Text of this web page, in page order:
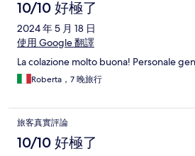
10/10 好極了
2024 年 5 月 18 日
使用 Google 翻譯
La colazione molto buona! Personale
Roberta，7 晚旅行
旅客真實評論
10/10 好極了